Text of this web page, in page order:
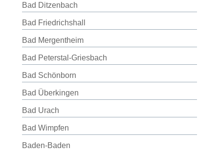
Bad Ditzenbach
Bad Friedrichshall
Bad Mergentheim
Bad Peterstal-Griesbach
Bad Schönborn
Bad Überkingen
Bad Urach
Bad Wimpfen
Baden-Baden